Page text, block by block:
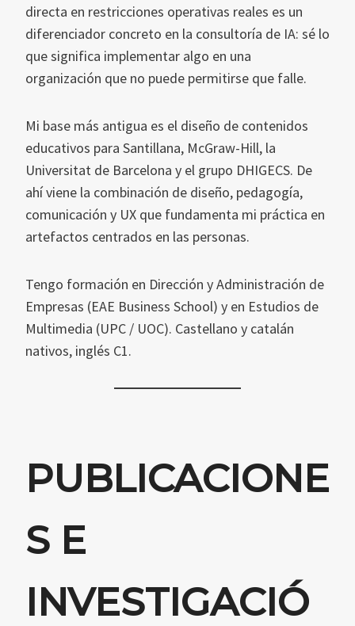
directa en restricciones operativas reales es un
diferenciador concreto en la consultoría de IA: sé lo
que significa implementar algo en una
organización que no puede permitirse que falle.
Mi base más antigua es el diseño de contenidos
educativos para Santillana, McGraw-Hill, la
Universitat de Barcelona y el grupo DHIGECS. De
ahí viene la combinación de diseño, pedagogía,
comunicación y UX que fundamenta mi práctica en
artefactos centrados en las personas.
Tengo formación en Dirección y Administración de
Empresas (EAE Business School) y en Estudios de
Multimedia (UPC / UOC). Castellano y catalán
nativos, inglés C1.
PUBLICACIONE
S E
INVESTIGACIÓ